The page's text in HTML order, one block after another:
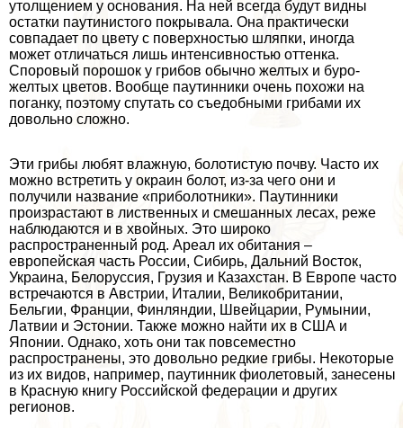
утолщением у основания. На ней всегда будут видны
остатки паутинистого покрывала. Она пpaктически
совпадает по цвету с поверхностью шляпки, иногда
может отличаться лишь интенсивностью оттенка.
Споровый порошок у грибов обычно желтых и буро-
желтых цветов. Вообще паутинники очень похожи на
поганку, поэтому спутать со съедобными грибами их
довольно сложно.
Эти грибы любят влажную, болотистую почву. Часто их
можно встретить у окраин болот, из-за чего они и
получили название «приболотники». Паутинники
произрастают в лиственных и смешанных лесах, реже
наблюдаются и в хвойных. Это широко
распространенный род. Ареал их обитания –
европейская часть России, Сибирь, Дальний Восток,
Украина, Белоруссия, Грузия и Казахстан. В Европе часто
встречаются в Австрии, Италии, Великобритании,
Бельгии, Франции, Финляндии, Швейцарии, Румынии,
Латвии и Эстонии. Также можно найти их в США и
Японии. Однако, хоть они так повсеместно
распространены, это довольно редкие грибы. Некоторые
из их видов, например, паутинник фиолетовый, занесены
в Красную книгу Российской федерации и других
регионов.